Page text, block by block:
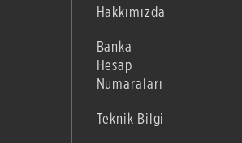
Hakkımızda
Banka
Hesap
Numaraları
Teknik Bilgi